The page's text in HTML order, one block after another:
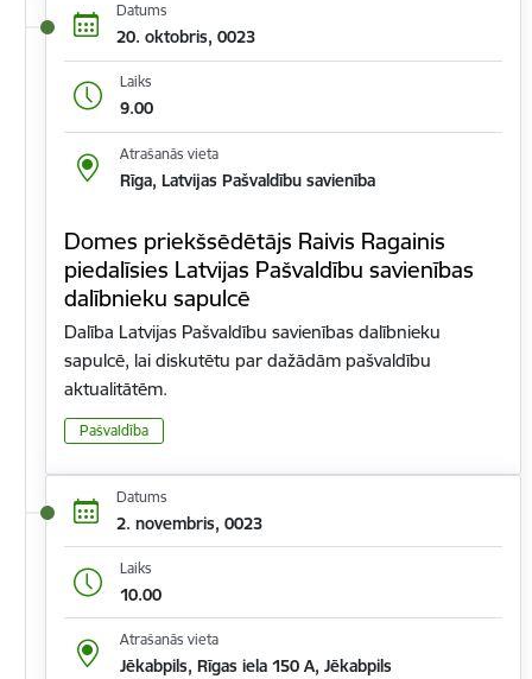
Datums
20. oktobris, 0023
Laiks
9.00
Atrašanās vieta
Rīga, Latvijas Pašvaldību savienība
Domes priekšsēdētājs Raivis Ragainis
piedalīsies Latvijas Pašvaldību savienības
dalībnieku sapulcē
Dalība Latvijas Pašvaldību savienības dalībnieku
sapulcē, lai diskutētu par dažādām pašvaldību
aktualitātēm.
Pašvaldība
Datums
2. novembris, 0023
Laiks
10.00
Atrašanās vieta
Jēkabpils, Rīgas iela 150 A, Jēkabpils